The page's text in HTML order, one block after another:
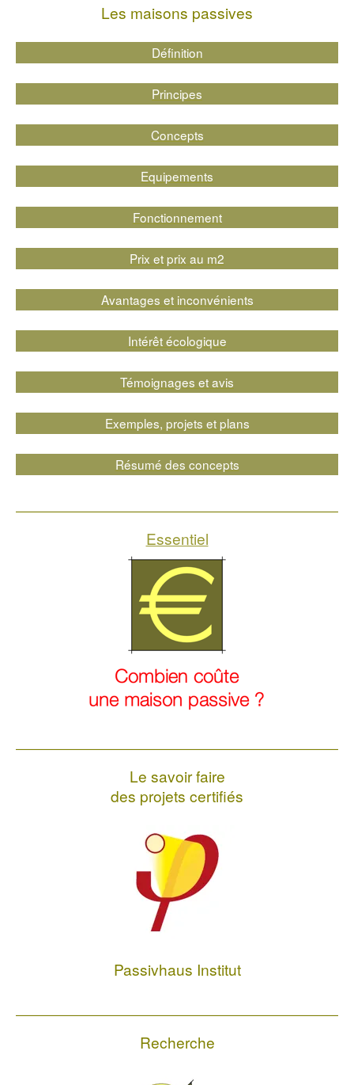
Les maisons passives
Définition
Principes
Concepts
Equipements
Fonctionnement
Prix et prix au m2
Avantages et inconvénients
Intérêt écologique
Témoignages et avis
Exemples, projets et plans
Résumé des concepts
Essentiel
Le savoir faire
des projets certifiés
Passivhaus Institut
Recherche